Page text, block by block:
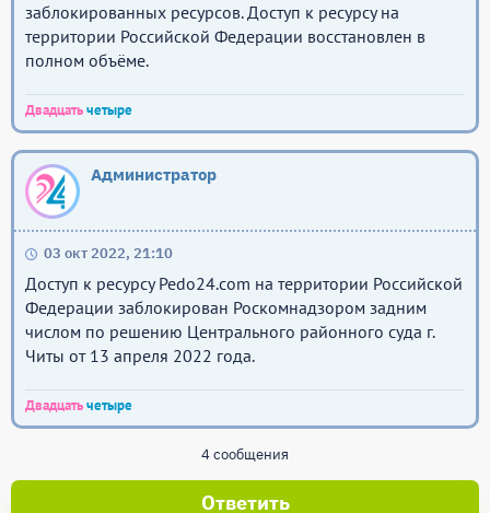
заблокированных ресурсов. Доступ к ресурсу на
территории Российской Федерации восстановлен в
полном объёме.
Двадцатьчетыре
Администратор
03 окт 2022, 21:10
Доступ к ресурсу Pedo24.com на территории Российской
Федерации заблокирован Роскомнадзором задним
числом по решению Центрального районного суда г.
Читы от 13 апреля 2022 года.
Двадцатьчетыре
4 сообщения
Ответить